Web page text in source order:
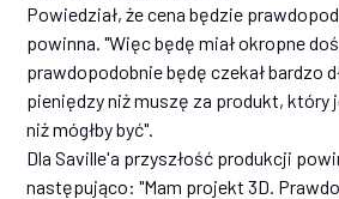
Powiedział, że cena będzie
powinna. "Więc będę miał okropne
prawdopodobnie będę czekał bardzo
pieniędzy niż muszę za produkt, który
niż mógłby być".
Dla Saville'a przyszłość produkcji
następująco: "Mam projekt 3D.